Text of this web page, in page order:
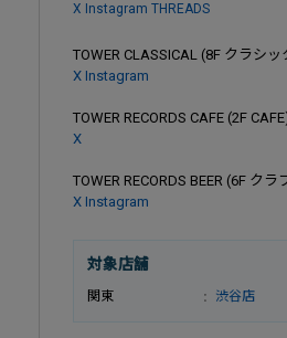
X Instagram THREADS
TOWER CLASSICAL (8F クラシ
X Instagram
TOWER RECORDS CAFE (2F
X
TOWER RECORDS BEER (6F ク
X Instagram
対象店舗
関東 渋谷店